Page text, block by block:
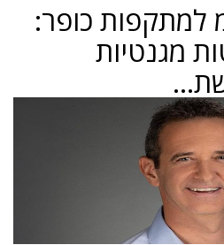
למתקפות כופר:
מגנטיות